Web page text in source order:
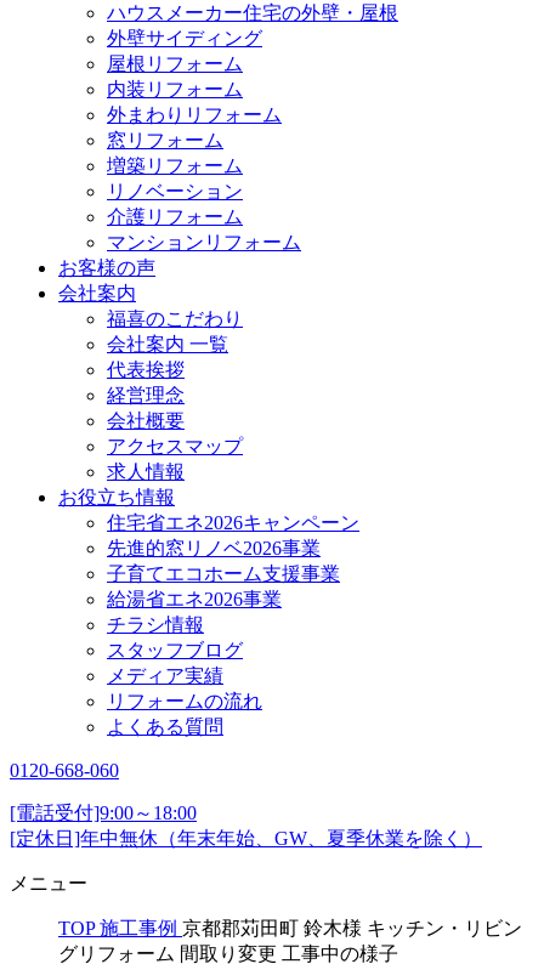
ハウスメーカー住宅の外壁・屋根
外壁サイディング
屋根リフォーム
内装リフォーム
外まわりリフォーム
窓リフォーム
増築リフォーム
リノベーション
介護リフォーム
マンションリフォーム
お客様の声
会社案内
福喜のこだわり
会社案内 一覧
代表挨拶
経営理念
会社概要
アクセスマップ
求人情報
お役立ち情報
住宅省エネ2026キャンペーン
先進的窓リノベ2026事業
子育てエコホーム支援事業
給湯省エネ2026事業
チラシ情報
スタッフブログ
メディア実績
リフォームの流れ
よくある質問
0120-668-060
[電話受付]9:00～18:00
[定休日]年中無休（年末年始、GW、夏季休業を除く）
メニュー
TOP 施工事例 京都郡苅田町 鈴木様 キッチン・リビン
グリフォーム 間取り変更 工事中の様子